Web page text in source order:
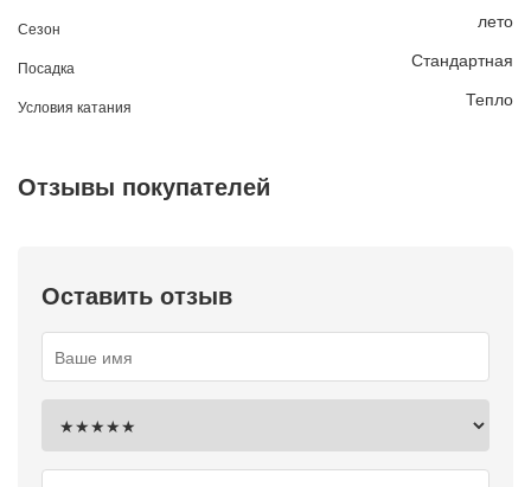
Сезон лето
Посадка Стандартная
Условия катания Тепло
Отзывы покупателей
Оставить отзыв